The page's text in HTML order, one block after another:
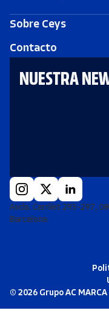
Sobre Ceys
Contacto
NUESTRA
Avda. Carrilet 293-297,
Barcelona
© 2026 Grupo AC MARCA